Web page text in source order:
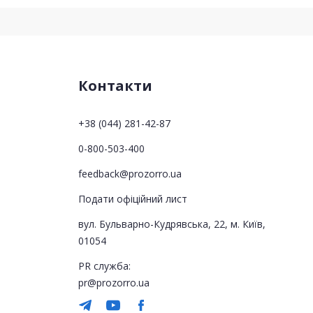
Контакти
+38 (044) 281-42-87
0-800-503-400
feedback@prozorro.ua
Подати офіційний лист
вул. Бульварно-Кудрявська, 22, м. Київ,
01054
PR служба:
pr@prozorro.ua